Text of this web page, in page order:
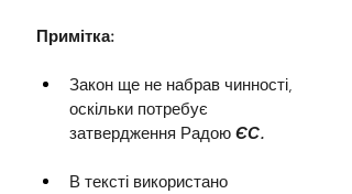
Примітка:
Закон ще не набрав чинності,
оскільки потребує
затвердження Радою ЄС.
В тексті використано